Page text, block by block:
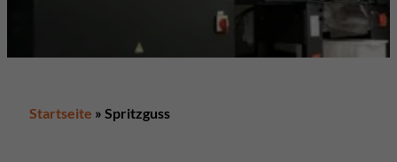
Startseite » Spritzguss